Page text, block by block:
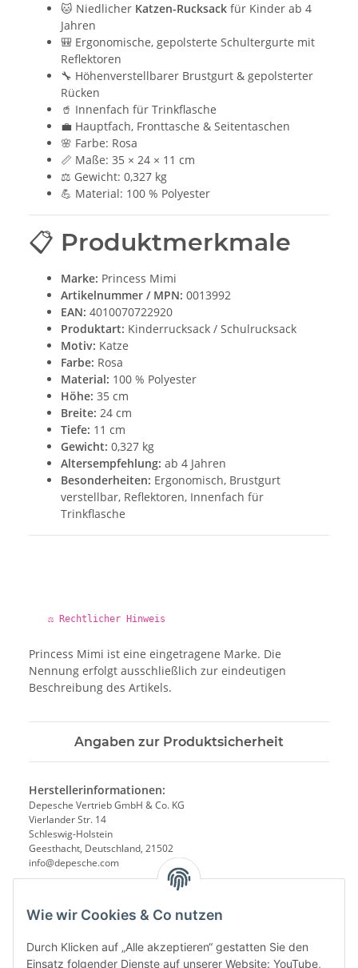
Wie wir Cookies & Co nutzen
Durch Klicken auf „Alle akzeptieren“ gestatten Sie den
Einsatz folgender Dienste auf unserer Website: YouTube,
🐱 Niedlicher Katzen-Rucksack für Kinder ab 4
Jahren
🎒 Ergonomische, gepolsterte Schultergurte mit
Reflektoren
🔧 Höhenverstellbarer Brustgurt & gepolsterter
Rücken
🥤 Innenfach für Trinkflasche
💼 Hauptfach, Fronttasche & Seitentaschen
🌸 Farbe: Rosa
📏 Maße: 35 × 24 × 11 cm
⚖️ Gewicht: 0,327 kg
💪 Material: 100 % Polyester
📋 Produktmerkmale
Marke: Princess Mimi
Artikelnummer / MPN: 0013992
EAN: 4010070722920
Produktart: Kinderrucksack / Schulrucksack
Motiv: Katze
Farbe: Rosa
Material: 100 % Polyester
Höhe: 35 cm
Breite: 24 cm
Tiefe: 11 cm
Gewicht: 0,327 kg
Altersempfehlung: ab 4 Jahren
Besonderheiten: Ergonomisch, Brustgurt
verstellbar, Reflektoren, Innenfach für
Trinkflasche
⚖️ Rechtlicher Hinweis
Princess Mimi ist eine eingetragene Marke. Die
Nennung erfolgt ausschließlich zur eindeutigen
Beschreibung des Artikels.
Angaben zur Produktsicherheit
Herstellerinformationen:
Depesche Vertrieb GmbH & Co. KG
Vierlander Str. 14
Schleswig-Holstein
Geesthacht, Deutschland, 21502
info@depesche.com